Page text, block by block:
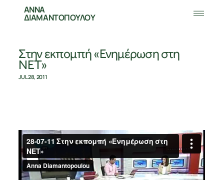
ΑΝΝΑ
ΔΙΑΜΑΝΤΟΠΟΥΛΟΥ
Στην εκπομπή «Ενημέρωση στη
ΝΕΤ»
JUL 28, 2011